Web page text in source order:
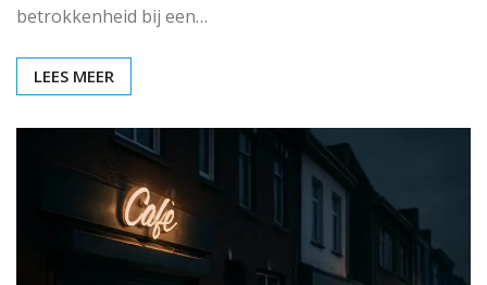
betrokkenheid bij een…
LEES MEER